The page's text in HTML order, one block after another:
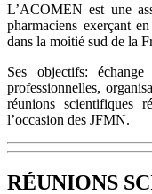
L’ACOMEN est une
pharmaciens exerçant
dans la moitié sud de la
Ses objectifs:
professionnelles,
réunions scientifiques
l’occasion des JFMN.
RÉUNIONS